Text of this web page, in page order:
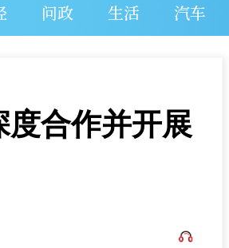
问政 生活 汽车
合作并开展